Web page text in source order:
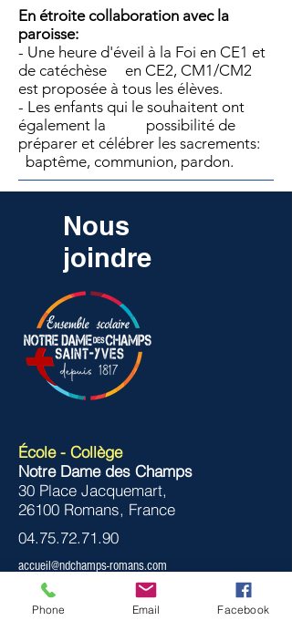
En étroite collaboration avec la
paroisse:
- Une heure d'éveil à la Foi en CE1 et
de catéchèse en CE2, CM1/CM2
est proposée à tous les élèves.
- Les enfants qui le souhaitent ont
également la possibilité de
préparer et célébrer les sacrements:
baptême, communion, pardon.
Nous
joindre
École - Collège
Notre Dame des Champs
30 Place Jacquemart,
26100 Romans, France
04.75.72.71.90
accueil@ndchamps-romans.com
Phone Email Facebook